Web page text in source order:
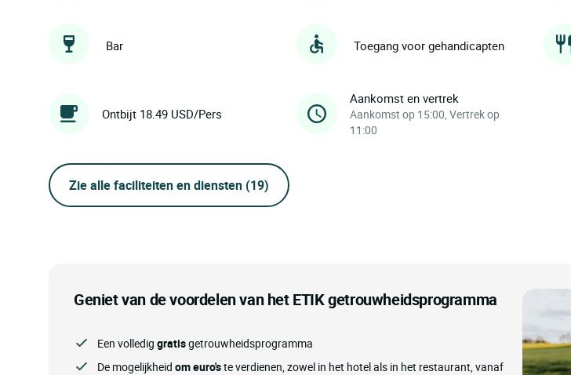
Bar Toegang voor gehandicapten
Ontbijt 18.49 USD/Pers
Aankomst en vertrek
Aankomst op 15:00, Vertrek op
11:00
Zie alle faciliteiten en diensten (19)
Geniet van de voordelen van het ETIK getrouwheidsprogramma
Een volledig gratisgetrouwheidsprogramma
De mogelijkheid om euro'ste verdienen, zowel in het hotel als in het restaurant, vanaf